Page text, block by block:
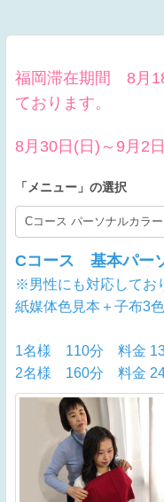
福岡滞在期間 8月
ております。
8月30日(日)～9月2
「 メニュー 」の選択
Cコース 基本パー
※男性にも対応してお
紙媒体色見本＋子布3
1名様 110分 料金
2名様 160分 料金